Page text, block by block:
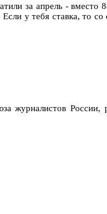
за апрель - вместо
у тебя ставка, то
России,